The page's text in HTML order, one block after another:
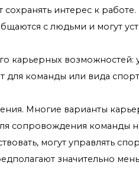
интерес к работе.
с людьми и могут
карьерных возможностей:
команды или вида
Многие варианты
сопровождения команды
могут управлять
значительно